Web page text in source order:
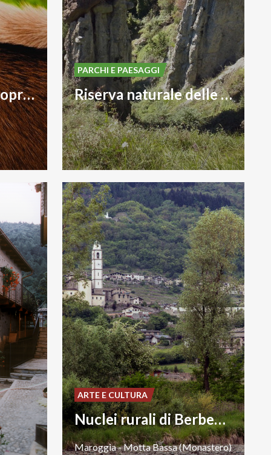
Azienda Agricola Sopra la Panca Riserva naturale delle Piramidi di Postalesio
PARCHI E PAESAGGI
Nuclei rurali di Berbenno
Maroggia-MottaBassa(Monastero)
ARTE E CULTURA